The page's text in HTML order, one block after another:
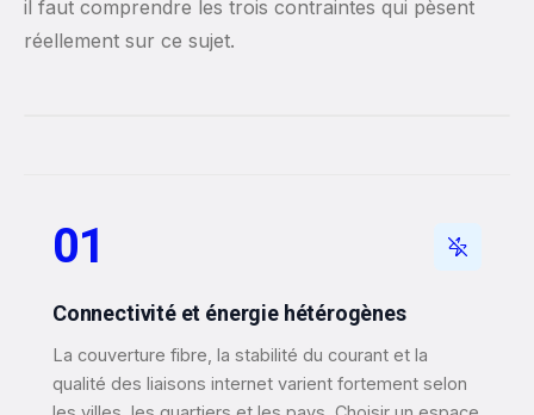
il faut comprendre les trois contraintes qui pèsent
réellement sur ce sujet.
01
Connectivité et énergie hétérogènes
La couverture fibre, la stabilité du courant et la
qualité des liaisons internet varient fortement selon